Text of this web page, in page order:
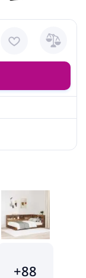
+88